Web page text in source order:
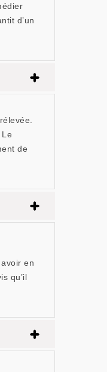
d’un
de
en
qu’il